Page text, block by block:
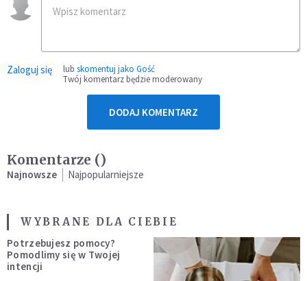
Zaloguj się lub skomentuj jako Gość
Twój komentarz będzie moderowany
DODAJ KOMENTARZ
Komentarze ()
Najnowsze Najpopularniejsze
WYBRANE DLA CIEBIE
Potrzebujesz pomocy?
Pomodlimy się w Twojej
intencji